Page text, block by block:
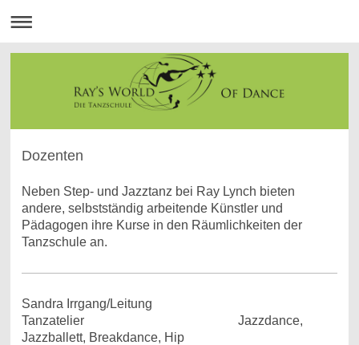
Dozenten
Neben Step- und Jazztanz bei Ray Lynch bieten
andere, selbstständig arbeitende Künstler und
Pädagogen ihre Kurse in den Räumlichkeiten der
Tanzschule an.
Sandra Irrgang/Leitung
Tanzatelier Jazzdance,
Jazzballett, Breakdance, Hip